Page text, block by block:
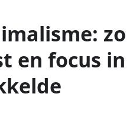
zo
en focus in